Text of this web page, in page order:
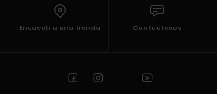
Encuentra una tienda Contactenos